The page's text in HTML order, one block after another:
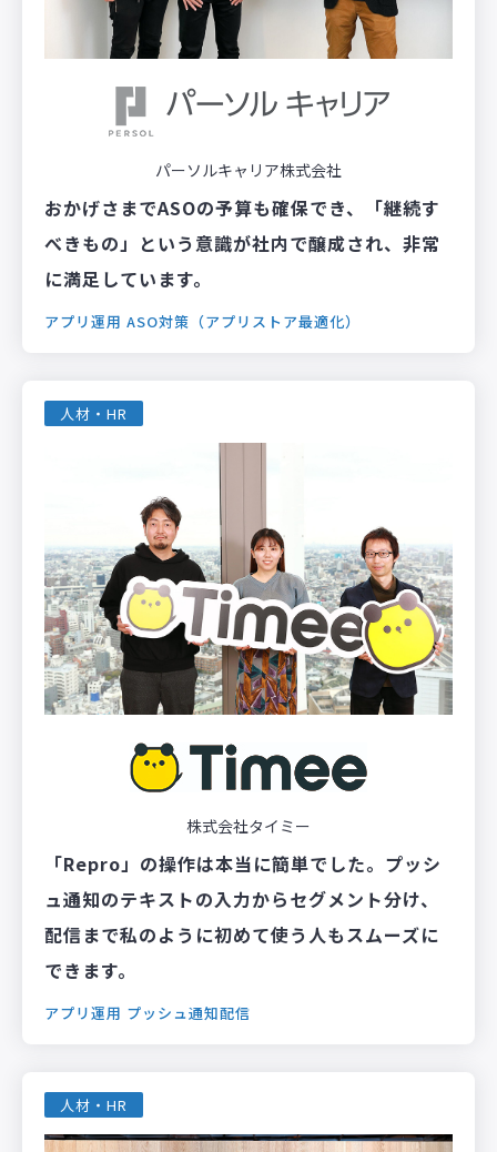
パーソルキャリア株式会社
おかげさまでASOの予算も確保でき、「継続す
べきもの」という意識が社内で醸成され、非常
に満足しています。
アプリ運用 ASO対策（アプリストア最適化）
人材・HR
株式会社タイミー
「Repro」の操作は本当に簡単でした。プッシ
ュ通知のテキストの入力からセグメント分け、
配信まで私のように初めて使う人もスムーズに
できます。
アプリ運用 プッシュ通知配信
人材・HR